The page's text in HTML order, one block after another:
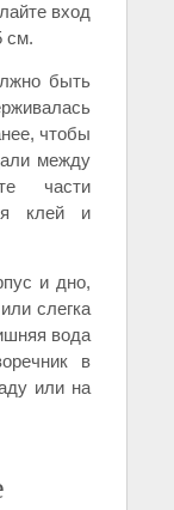
вход
см.
быть
чтобы
между
части
клей и
и дно,
слегка
вода
в
или на